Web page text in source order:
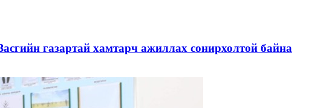
газартай хамтарч ажиллах сонирхолтой байна